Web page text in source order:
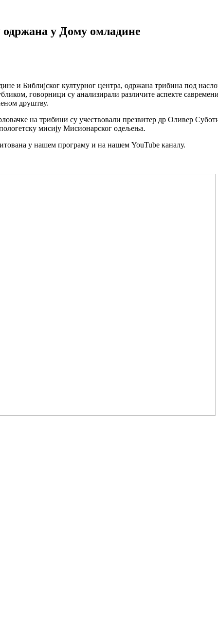
у Дому омладине
и Библијског културног центра, одржана трибина под
говорници су анализирали различите аспекте
друштву.
на трибини су учествовали презвитер др Оливер
мисију Мисионарског одељења.
у нашем програму и на нашем YouTube каналу.